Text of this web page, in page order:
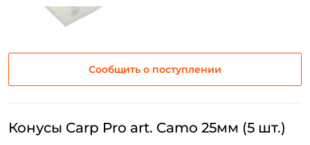
Сообщить о поступлении
Конусы Carp Pro art. Camo 25мм (5 шт.)